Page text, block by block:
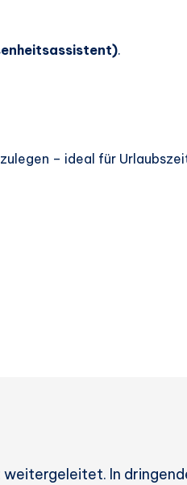
.
– ideal für
In